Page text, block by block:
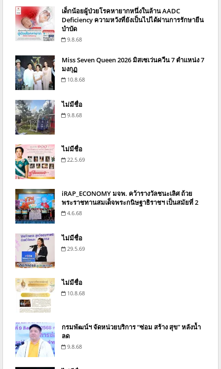
เด็กน้อยผู้ป่วยโรคหายากหนึ่งในล้าน AADC
Deficiency ความหวังที่ยังเป็นไปได้ผ่านการรักษายีน
บำบัด
9.8.68
Miss Seven Queen 2026 มิสเซเว่นควีน 7 ตำแหน่ง 7
มงกุฏ
10.8.68
ไม่มีชื่อ
9.8.68
ไม่มีชื่อ
22.5.69
iRAP_ECONOMY มจพ. คว้ารางวัลชนะเลิศ ถ้วย
พระราชทานสมเด็จพระกนิษฐาธิราชฯ เป็นสมัยที่ 2
4.6.68
ไม่มีชื่อ
29.5.69
ไม่มีชื่อ
10.8.68
กรมพัฒน์ฯ จัดหน่วยบริการ “ซ่อม สร้าง สุข” หลังน้ำ
ลด
9.8.68